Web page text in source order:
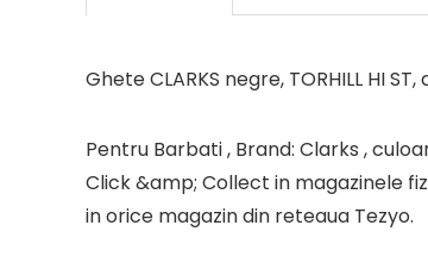
Ghete CLARKS negre, TORHILL HI
Pentru Barbati , Brand: Clarks ,
Click &amp; Collect in magazinele
in orice magazin din reteaua Tezyo.